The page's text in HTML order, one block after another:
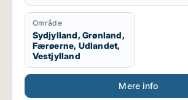
Område
Sydjylland, Grønland,
Færøerne, Udlandet,
Vestjylland
Mere info